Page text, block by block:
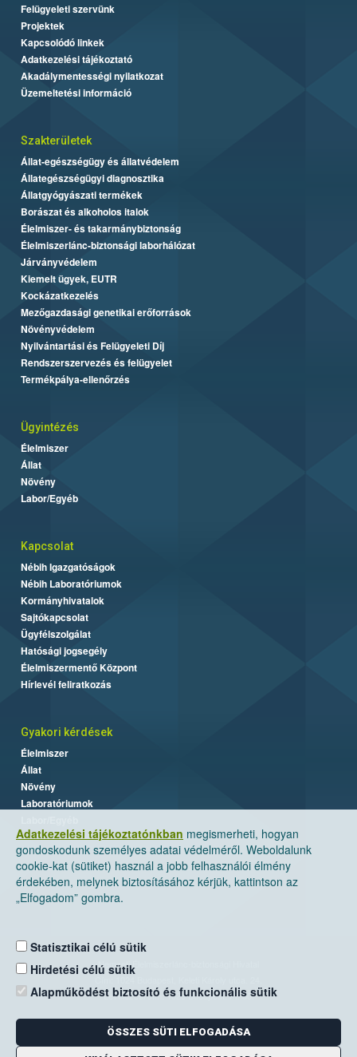
Adatkezelési tájékoztatónkban megismerheti, hogyan
gondoskodunk személyes adatai védelméről. Weboldalunk
cookie-kat (sütiket) használ a jobb felhasználói élmény
érdekében, melynek biztosításához kérjük, kattintson az
„Elfogadom” gombra.
Statisztikai célú sütik
Hirdetési célú sütik
Alapműködést biztosító és funkcionális sütik
ÖSSZES SÜTI ELFOGADÁSA
Felügyeleti szervünk
Projektek
Kapcsolódó linkek
Adatkezelési tájékoztató
Akadálymentességi nyilatkozat
Üzemeltetési információ
Szakterületek
Állat-egészségügy és állatvédelem
Állategészségügyi diagnosztika
Állatgyógyászati termékek
Borászat és alkoholos italok
Élelmiszer- és takarmánybiztonság
Élelmiszerlánc-biztonsági laborhálózat
Járványvédelem
Kiemelt ügyek, EUTR
Kockázatkezelés
Mezőgazdasági genetikai erőforrások
Növényvédelem
Nyilvántartási és Felügyeleti Díj
Rendszerszervezés és felügyelet
Termékpálya-ellenőrzés
Ügyintézés
Élelmiszer
Állat
Növény
Labor/Egyéb
Kapcsolat
Nébih Igazgatóságok
Nébih Laboratóriumok
Kormányhivatalok
Sajtókapcsolat
Ügyfélszolgálat
Hatósági jogsegély
Élelmiszermentő Központ
Hírlevél feliratkozás
Gyakori kérdések
Élelmiszer
Állat
Növény
Laboratóriumok
Nemzeti Élelmiszerlánc-biztonsági Hivatal
Levelezési cím: 1525 Budapest. Pf. 30.
E-mail:ugyfelszolgalat@nebih.gov.hu